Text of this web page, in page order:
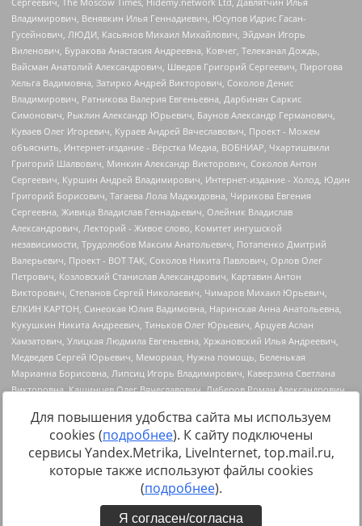
Источник:https://minjust.gov.ru/uploaded/files/reestr-
inostrannyih-agentov-22-03-2024.pdfданные на22.03.2024
Для повышения удобства сайта мы используем
cookies (подробнее). К сайту подключены
сервисы Yandex.Metrika, LiveInternet, top.mail.ru,
которые также используют файлы cookies
(подробнее).
Я согласен/согласна